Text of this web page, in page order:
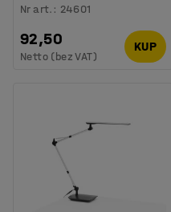
Nr art. : 24601
92,50
Netto (bez VAT)
KUP